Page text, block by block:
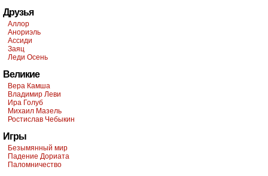
Друзья
Аллор
Анориэль
Ассиди
Заяц
Леди Осень
Великие
Вера Камша
Владимир Леви
Ира Голуб
Михаил Мазель
Ростислав Чебыкин
Игры
Безымянный мир
Падение Дориата
Паломничество